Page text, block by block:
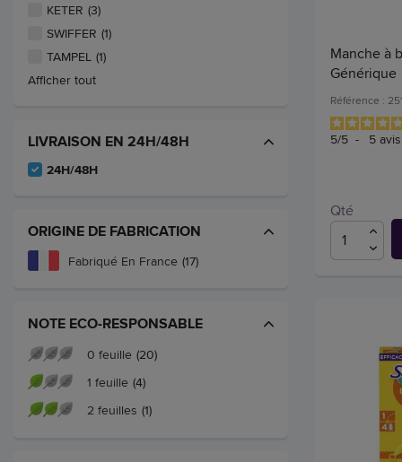
KETER (3)
SWIFFER (1)
TAMPEL (1)
Afficher tout
LIVRAISON EN 24H/48H
24H/48H
ORIGINE DE FABRICATION
Fabriqué En France (17)
NOTE ECO-RESPONSABLE
0 feuille (20)
1 feuille (4)
2 feuilles (1)
Manche à
Générique
Référence :
5/5 - 5 avis
Qté